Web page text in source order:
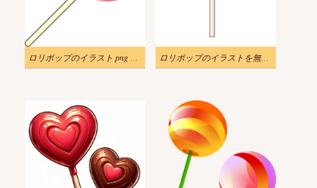
ロリポップのイラスト png をダウンロード 3 ロリポップのイラストを無料でダウンロード